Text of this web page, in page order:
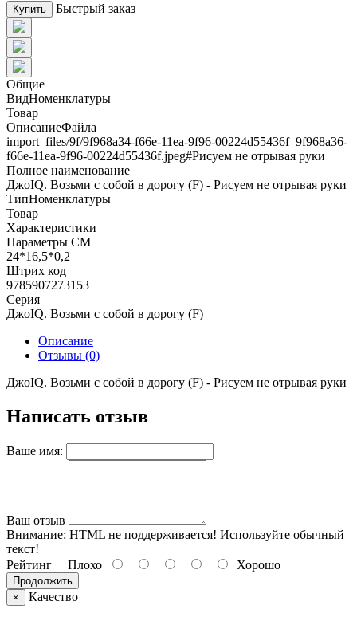
Купить Быстрый заказ
Общие
ВидНоменклатуры
Товар
ОписаниеФайла
import_files/9f/9f968a34-f66e-11ea-9f96-00224d55436f_9f968a36-
f66e-11ea-9f96-00224d55436f.jpeg#Рисуем не отрывая руки
Полное наименование
ДжоIQ. Возьми с собой в дорогу (F) - Рисуем не отрывая руки
ТипНоменклатуры
Товар
Характеристики
Параметры СМ
24*16,5*0,2
Штрих код
9785907273153
Серия
ДжоIQ. Возьми с собой в дорогу (F)
Описание
Отзывы (0)
ДжоIQ. Возьми с собой в дорогу (F) - Рисуем не отрывая руки
Написать отзыв
Ваше имя:
Ваш отзыв
Внимание: HTML не поддерживается! Используйте обычный
текст!
Рейтинг Плохо Хорошо
Продолжить
×
Качество